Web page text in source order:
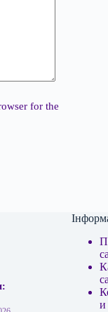
for the
и